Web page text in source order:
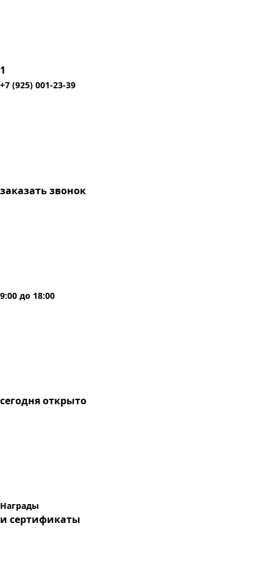
1
+7 (925) 001-23-39
заказать звонок
9:00 до 18:00
сегодняоткрыто
Награды
и сертификаты